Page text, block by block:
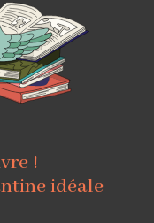
!
idéale